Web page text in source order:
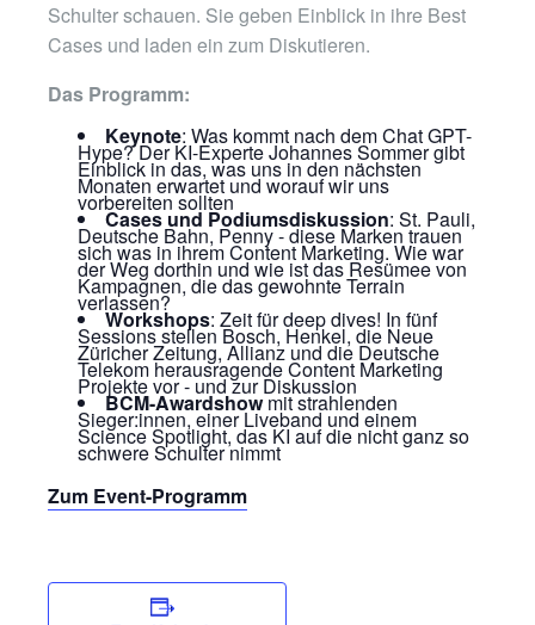
Schulter schauen. Sie geben Einblick in ihre Best
Cases und laden ein zum Diskutieren.
Das Programm:
Keynote: Was kommt nach dem Chat GPT-
Hype? Der KI-Experte Johannes Sommer gibt
Einblick in das, was uns in den nächsten
Monaten erwartet und worauf wir uns
vorbereiten sollten
Cases und Podiumsdiskussion: St. Pauli,
Deutsche Bahn, Penny - diese Marken trauen
sich was in ihrem Content Marketing. Wie war
der Weg dorthin und wie ist das Resümee von
Kampagnen, die das gewohnte Terrain
verlassen?
Workshops: Zeit für deep dives! In fünf
Sessions stellen Bosch, Henkel, die Neue
Züricher Zeitung, Allianz und die Deutsche
Telekom herausragende Content Marketing
Projekte vor - und zur Diskussion
BCM-Awardshowmit strahlenden
Sieger:innen, einer Liveband und einem
Science Spotlight, das KI auf die nicht ganz so
schwere Schulter nimmt
Zum Event-Programm